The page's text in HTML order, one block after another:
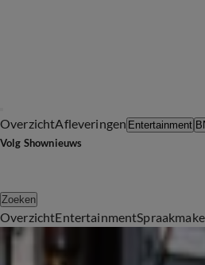
OverzichtAfleveringen Entertainment
Volg Shownieuws
Zoeken
OverzichtEntertainment
Misdaad
Het laatste nieuws en de meest